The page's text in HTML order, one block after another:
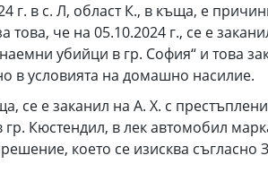
в с. Л, област К., в къща, е
че на 05.10.2024 г., се е
убийци в гр. София“ и това
в условията на домашно насилие.
се е заканил на А. Х. с
гр. Кюстендил, в лек автомобил
което се изисква съгласно